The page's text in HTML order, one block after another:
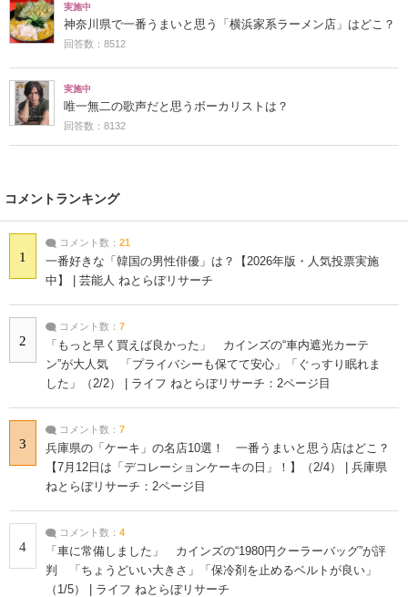
実施中
神奈川県で一番うまいと思う「横浜家系ラーメン店」はどこ？
回答数：8512
実施中
唯一無二の歌声だと思うボーカリストは？
回答数：8132
コメントランキング
1
コメント数： 21
一番好きな「韓国の男性俳優」は？【2026年版・人気投票実施
中】 | 芸能人 ねとらぼリサーチ
2
コメント数： 7
「もっと早く買えば良かった」 カインズの“車内遮光カーテ
ン”が大人気 「プライバシーも保てて安心」「ぐっすり眠れま
した」（2/2） | ライフ ねとらぼリサーチ：2ページ目
3
コメント数： 7
兵庫県の「ケーキ」の名店10選！ 一番うまいと思う店はどこ？
【7月12日は「デコレーションケーキの日」！】（2/4） | 兵庫県
ねとらぼリサーチ：2ページ目
4
コメント数： 4
「車に常備しました」 カインズの“1980円クーラーバッグ”が評
判 「ちょうどいい大きさ」「保冷剤を止めるベルトが良い」
（1/5） | ライフ ねとらぼリサーチ